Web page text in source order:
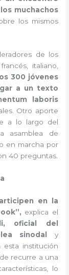
muchachos
los mismos
de los
italiano,
300 jóvenes
a un texto
laboris
Otro aporte
a lo largo del
asamblea de
en marcha por
40 preguntas.
en la
explica el
oficial del
sinodal
y
esta institución
recurre a una
lo